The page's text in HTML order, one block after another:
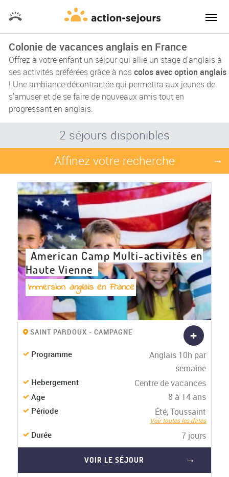
Colonie de vacances anglais en France
Offrez à votre enfant un séjour qui allie un stage d'anglais à
ses activités préférées grâce à noscolos avec option anglais
! Une ambiance décontractée qui permettra aux jeunes de
s'amuser et de se faire de nouveaux amis tout en
progressant en anglais.
2 séjours disponibles
Affinez votre recherche
→
American Camp Multi-activités en
Haute Vienne
Immersion anglais en France
+
SAINT PARDOUX - CAMPAGNE
Programme
Anglais 10h par
semaine
Hebergement Centre de vacances
Age 8 à 14 ans
Période Été, Toussaint
Voir toutes les dates
Durée 7 jours
VOIR LE SÉJOUR